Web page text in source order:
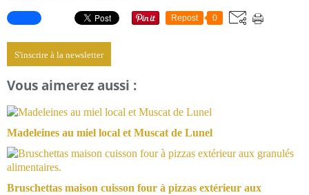
Repost 0
S'inscrire à la newsletter
Vous aimerez aussi :
Madeleines au miel local et Muscat de Lunel
Bruschettas maison cuisson four à pizzas extérieur aux